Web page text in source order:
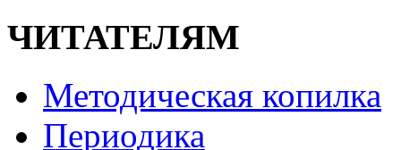
ЧИТАТЕЛЯМ
Методическая копилка
Периодика